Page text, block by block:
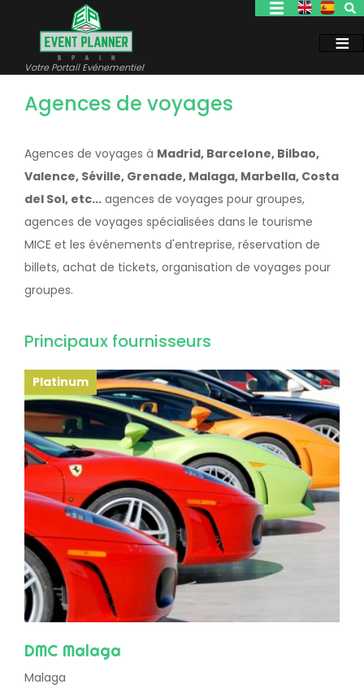
contenu
Votre Portail Evénementiel
Agences de voyages
Agences de voyages à Madrid, Barcelone, Bilbao,
Valence, Séville, Grenade, Malaga, Marbella, Costa
del Sol, etc... agences de voyages pour groupes,
agences de voyages spécialisées dans le tourisme
MICE et les événements d'entreprise, réservation de
billets, achat de tickets, organisation de voyages pour
groupes.
Principaux fournisseurs
Platinum
DMC Malaga
Malaga